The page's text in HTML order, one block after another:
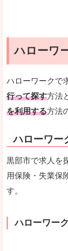
ハローワ
ハローワークで
行って探す方法
を利用する方法
ハローワー
黒部市で求人を
用保険・失業保
す。
ハローワー